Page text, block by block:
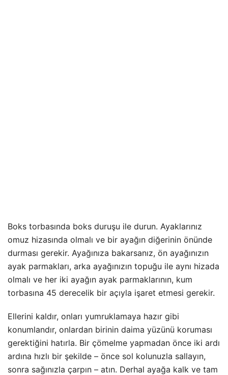
Boks torbasında boks duruşu ile durun. Ayaklarınız
omuz hizasında olmalı ve bir ayağın diğerinin önünde
durması gerekir. Ayağınıza bakarsanız, ön ayağınızın
ayak parmakları, arka ayağınızın topuğu ile aynı hizada
olmalı ve her iki ayağın ayak parmaklarının, kum
torbasına 45 derecelik bir açıyla işaret etmesi gerekir.
Ellerini kaldır, onları yumruklamaya hazır gibi
konumlandır, onlardan birinin daima yüzünü koruması
gerektiğini hatırla. Bir çömelme yapmadan önce iki ardı
ardına hızlı bir şekilde – önce sol kolunuzla sallayın,
sonra sağınızla çarpın – atın. Derhal ayağa kalk ve tam